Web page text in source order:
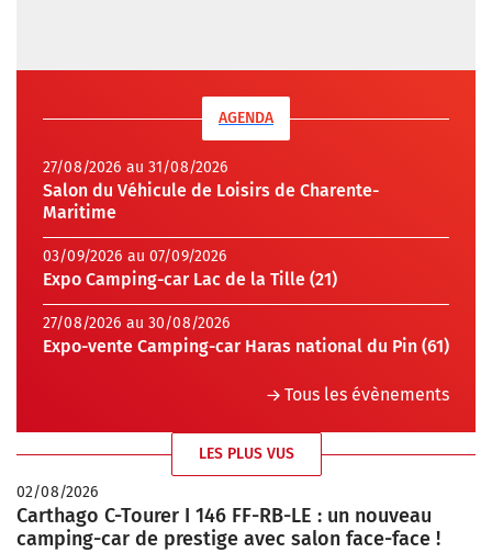
AGENDA
27/08/2026 au 31/08/2026
Salon du Véhicule de Loisirs de Charente-
Maritime
03/09/2026 au 07/09/2026
Expo Camping-car Lac de la Tille (21)
27/08/2026 au 30/08/2026
Expo-vente Camping-car Haras national du Pin (61)
Tous les évènements
LES PLUS VUS
02/08/2026
Carthago C-Tourer I 146 FF-RB-LE : un nouveau
camping-car de prestige avec salon face-face !